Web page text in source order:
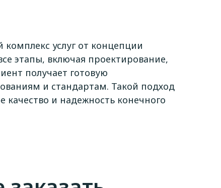
услуг от концепции
этапы, включая проектирование,
получает готовую
и стандартам. Такой подход
качество и надежность конечного